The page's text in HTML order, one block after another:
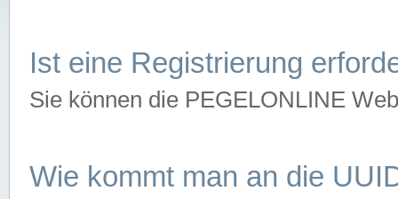
Ist eine Registrierung
Sie können die PEGELONLINE
Wie kommt man an die